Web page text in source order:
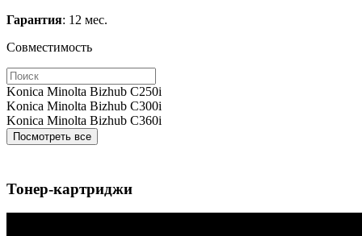
Гарантия: 12 мес.
Совместимость
Konica Minolta Bizhub C250i
Konica Minolta Bizhub C300i
Konica Minolta Bizhub C360i
Посмотреть все
Тонер-картриджи